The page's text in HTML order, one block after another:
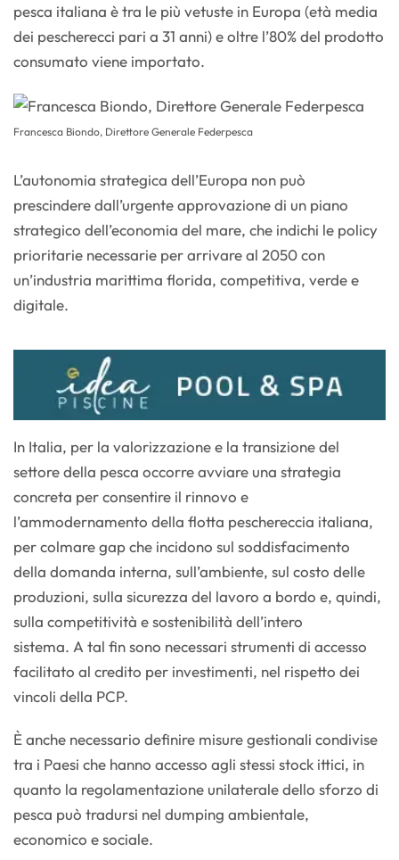
pesca italiana è tra le più vetuste in Europa (età media
dei pescherecci pari a 31 anni) e oltre l’80% del prodotto
consumato viene importato.
Francesca Biondo, Direttore Generale Federpesca
L’autonomia strategica dell’Europa non può
prescindere dall’urgente approvazione di un piano
strategico dell’economia del mare, che indichi le policy
prioritarie necessarie per arrivare al 2050 con
un’industria marittima florida, competitiva, verde e
digitale.
In Italia, per la valorizzazione e la transizione del
settore della pesca occorre avviare una strategia
concreta per consentire il rinnovo e
l’ammodernamento della flotta peschereccia italiana,
per colmare gap che incidono sul soddisfacimento
della domanda interna, sull’ambiente, sul costo delle
produzioni, sulla sicurezza del lavoro a bordo e, quindi,
sulla competitività e sostenibilità dell’intero
sistema. A tal fin sono necessari strumenti di accesso
facilitato al credito per investimenti, nel rispetto dei
vincoli della PCP.
È anche necessario definire misure gestionali condivise
tra i Paesi che hanno accesso agli stessi stock ittici, in
quanto la regolamentazione unilaterale dello sforzo di
pesca può tradursi nel dumping ambientale,
economico e sociale.